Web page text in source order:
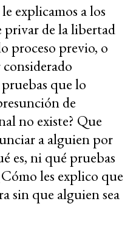
explicamos a los
privar de la libertad
proceso previo, o
que lo
de
no existe? Que
a alguien por
es, ni qué pruebas
les explico que
sin que alguien sea